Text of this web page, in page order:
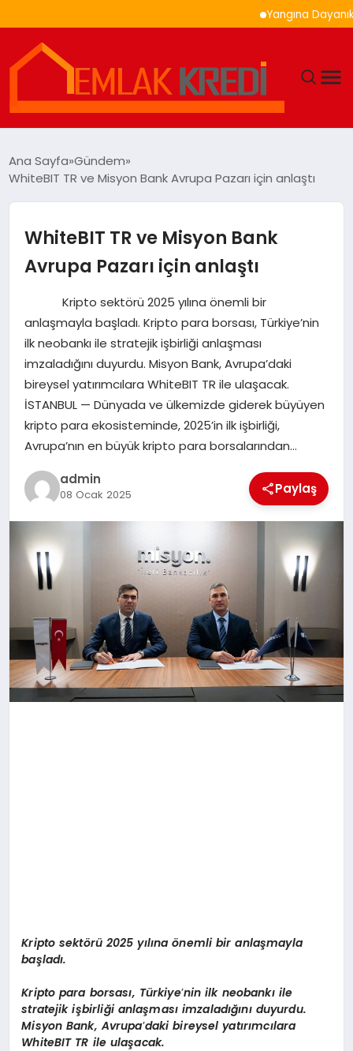
Yangına Dayanıklı
DÜNYA
EĞITIM
MAGAZIN
SAĞLIK
SIYASET
SPOR
TEKNOLOJI
Ana Sayfa Gündem
WhiteBIT TR ve Misyon Bank Avrupa Pazarı için anlaştı
WhiteBIT TR ve Misyon Bank
Avrupa Pazarı için anlaştı
Kripto sektörü 2025 yılına önemli bir
anlaşmayla başladı. Kripto para borsası, Türkiye’nin
ilk neobankı ile stratejik işbirliği anlaşması
imzaladığını duyurdu. Misyon Bank, Avrupa’daki
bireysel yatırımcılara WhiteBIT TR ile ulaşacak.
İSTANBUL — Dünyada ve ülkemizde giderek büyüyen
kripto para ekosisteminde, 2025’in ilk işbirliği,
Avrupa’nın en büyük kripto para borsalarından…
admin
08 Ocak 2025 Paylaş
Kripto sektörü 2025 yılınaönemli bir anlaşmayla
başladı.
Kripto para borsası, Türkiye’nin ilk neobankı ile
stratejik işbirliği anlaşması imzaladığını duyurdu.
Misyon Bank, Avrupa’daki bireysel yatırımcılara
WhiteBIT TR ile ulaşacak.